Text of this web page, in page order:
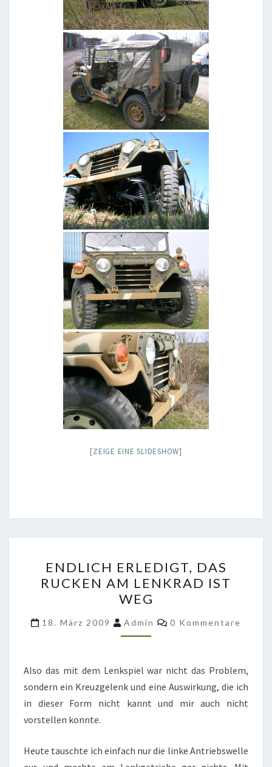
[ZEIGE EINE SLIDESHOW]
ERLEDIGT,
DAS
RUCKEN
AM
LENKRAD
WEG
ENDLICH ERLEDIGT, DAS
RUCKEN AM LENKRAD IST
WEG
18. März 2009 Admin Kommentare
0 Kommentare
Also das mit dem Lenkspiel war nicht das Problem,
sondern ein Kreuzgelenk und eine Auswirkung, die ich
in dieser Form nicht kannt und mir auch nicht
vorstellen konnte.
Heute tauschte ich einfach nur die linke Antriebswelle